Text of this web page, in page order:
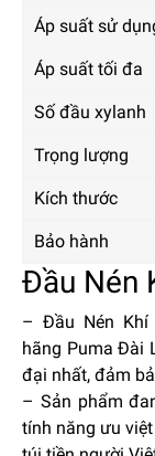
Áp suất sử
Áp suất tối đa
Số đầu xylanh
Trọng lượng
Kích thước
Bảo hành
Đầu Nén
– Đầu Nén Khí
hãng Puma Đài
đại nhất, đảm
– Sản phẩm
tính năng ưu